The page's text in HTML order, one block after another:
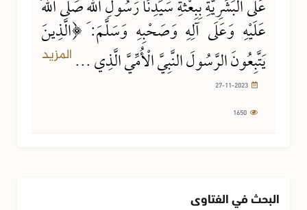
عَلَى البَشَرِيَّةِ بِبِعْثَةِ سَيِّدِنَا رَسُولِ اللهِ صَلَّى اللهُ
عَلَيْهِ وَعَلَى آلِهِ وَصَحْبِهِ وَسَلَّمَ: ﴿الَّذِينَ
يَتَّبِعُونَ الرَّسُولَ النَّبِيَّ الْأُمِّيَّ الَّذِي ... المزيد
البحث في الفتاوى